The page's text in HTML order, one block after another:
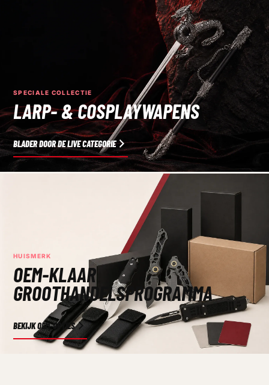
SPECIALE COLLECTIE
LARP- & COSPLAYWAPENS
BLADER DOOR DE LIVE CATEGORIE
HUISMERK
OEM-KLAAR
GROOTHANDELSPROGRAMMA
BEKIJK OEM-OPTIES